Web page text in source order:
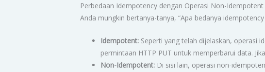
Perbedaan Idempotency dengan Operasi Non-Idempotent
Anda mungkin bertanya-tanya, “Apa bedanya
Idempotent: Seperti yang telah dijelaskan, operasi
permintaan HTTP PUT untuk memperbarui data.
Non-Idempotent: Di sisi lain, operasi non-